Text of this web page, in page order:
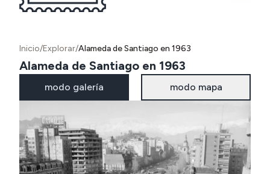
Inicio/Explorar/Alameda de Santiago en 1963
Alameda de Santiago en 1963
modo galería modo mapa